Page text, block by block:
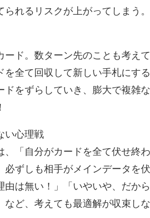
れるリスクが上がってしまう
ド。数ターン先のことも考えて
全て回収して新しい手札にす
をずらしていき、膨大で複雑
い心理戦
「自分がカードを全て伏せ終
ずしも相手がメインデータを
は無い！」「いやいや、だか
ど、考えても最適解が収束し